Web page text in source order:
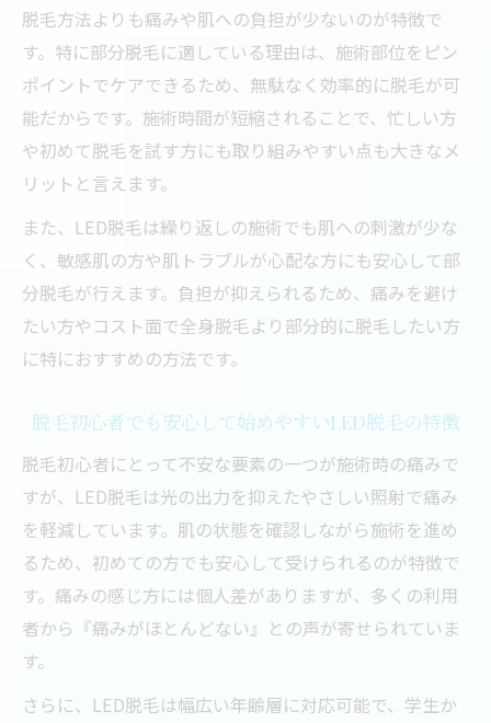
敏感肌でも安心して挑戦できる脱毛の選び
方
肌負担が少ないLED脱毛の秘密と効果
LED脱毛のデメリットと注意点も正しく理
解
脱毛効果を実感しながら肌トラブルを予防
する工夫
痛みの少ない脱毛を求める方への最新LED活用
法
ツ
痛みが苦手な方におすすめの部分脱毛の進
め方
脱毛方法比較でLED脱毛の優位性を探るポ
イント
LED脱毛間隔や回数の目安も把握して計画
的に
が可能
脱毛方法よりも痛みや肌への負担が少ないのが特徴で
す。特に部分脱毛に適している理由は、施術部位をピン
ポイントでケアできるため、無駄なく効率的に脱毛が可
能だからです。施術時間が短縮されることで、忙しい方
や初めて脱毛を試す方にも取り組みやすい点も大きなメ
リットと言えます。
また、LED脱毛は繰り返しの施術でも肌への刺激が少な
く、敏感肌の方や肌トラブルが心配な方にも安心して部
分脱毛が行えます。負担が抑えられるため、痛みを避け
たい方やコスト面で全身脱毛より部分的に脱毛したい方
に特におすすめの方法です。
脱毛初心者でも安心して始めやすいLED脱毛の特徴
脱毛初心者にとって不安な要素の一つが施術時の痛みで
すが、LED脱毛は光の出力を抑えたやさしい照射で痛み
を軽減しています。肌の状態を確認しながら施術を進め
るため、初めての方でも安心して受けられるのが特徴で
す。痛みの感じ方には個人差がありますが、多くの利用
者から『痛みがほとんどない』との声が寄せられていま
す。
さらに、LED脱毛は幅広い年齢層に対応可能で、学生か